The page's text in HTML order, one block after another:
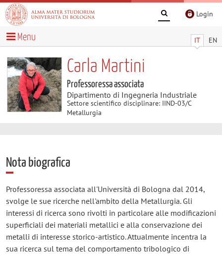
Login
IT EN
Menu
Carla Martini
Professoressa associata
Dipartimento di Ingegneria Industriale
Settore scientifico disciplinare: IIND-03/C
Metallurgia
Nota biografica
Professoressa associata all'Università di Bologna dal 2014,
svolge le sue ricerche nell'ambito della Metallurgia. Gli
interessi di ricerca sono rivolti in particolare alle modificazioni
superficiali dei materiali metallici e alla conservazione dei
metalli di interesse storico-artistico. Attualmente incentra la
sua ricerca sul tema del comportamento tribologico di